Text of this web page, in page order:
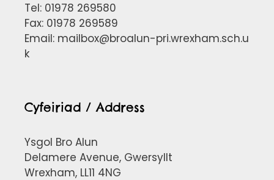
Tel: 01978 269580
Fax: 01978 269589
Email: mailbox@broalun-pri.wrexham.sch.u
k
Cyfeiriad / Address
Ysgol Bro Alun
Delamere Avenue, Gwersyllt
Wrexham, LL11 4NG